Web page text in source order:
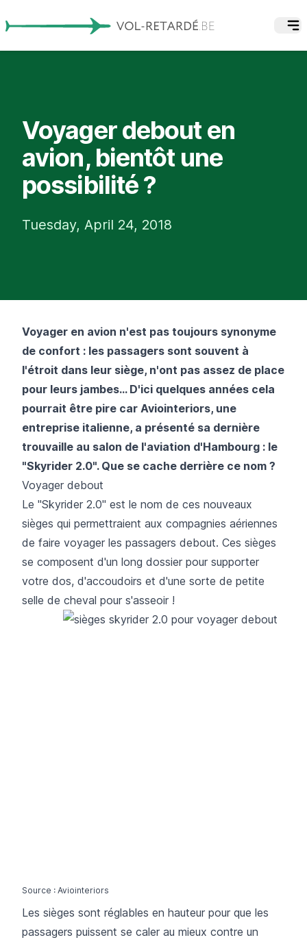
Voyager debout en
avion, bientôt une
possibilité ?
Tuesday, April 24, 2018
Voyager en avion n'est pas toujours synonyme
de confort : les passagers sont souvent à
l'étroit dans leur siège, n'ont pas assez de place
pour leurs jambes... D'ici quelques années cela
pourrait être pire car Aviointeriors, une
entreprise italienne, a présenté sa dernière
trouvaille au salon de l'aviation d'Hambourg : le
"Skyrider 2.0". Que se cache derrière ce nom ?
Voyager debout
Le "Skyrider 2.0" est le nom de ces nouveaux
sièges qui permettraient aux compagnies aériennes
de faire voyager les passagers debout. Ces sièges
se composent d'un long dossier pour supporter
votre dos, d'accoudoirs et d'une sorte de petite
selle de cheval pour s'asseoir !
Source : Aviointeriors
Les sièges sont réglables en hauteur pour que les
passagers puissent se caler au mieux contre un